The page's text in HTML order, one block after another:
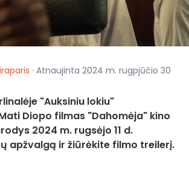
· Atnaujinta 2024 m. rugpjūčio 30
"Auksiniu lokiu"
Diopo filmas "Dahomėja" kino
2024 m. rugsėjo 11 d.
apžvalgą ir žiūrėkite filmo treilerį.